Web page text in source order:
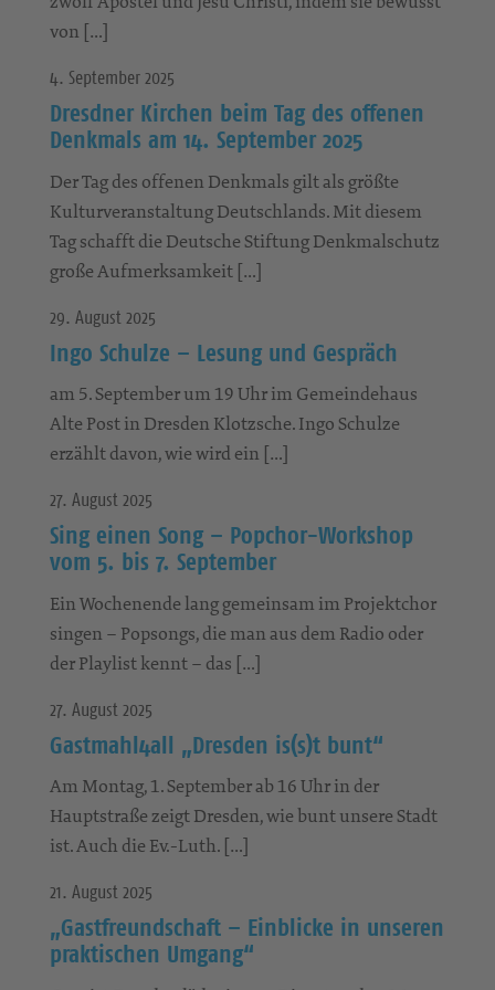
von […]
4. September 2025
Dresdner Kirchen beim Tag des offenen
Denkmals am 14. September 2025
Der Tag des offenen Denkmals gilt als größte
Kulturveranstaltung Deutschlands. Mit diesem
Tag schafft die Deutsche Stiftung Denkmalschutz
große Aufmerksamkeit […]
29. August 2025
Ingo Schulze – Lesung und Gespräch
am 5. September um 19 Uhr im Gemeindehaus
Alte Post in Dresden Klotzsche. Ingo Schulze
erzählt davon, wie wird ein […]
27. August 2025
Sing einen Song – Popchor-Workshop
vom 5. bis 7. September
Ein Wochenende lang gemeinsam im Projektchor
singen – Popsongs, die man aus dem Radio oder
der Playlist kennt – das […]
27. August 2025
Gastmahl4all „Dresden is(s)t bunt“
Am Montag, 1. September ab 16 Uhr in der
Hauptstraße zeigt Dresden, wie bunt unsere Stadt
ist. Auch die Ev.-Luth. […]
21. August 2025
„Gastfreundschaft – Einblicke in unseren
praktischen Umgang“